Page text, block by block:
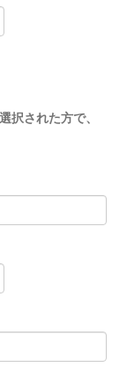
択された方で、